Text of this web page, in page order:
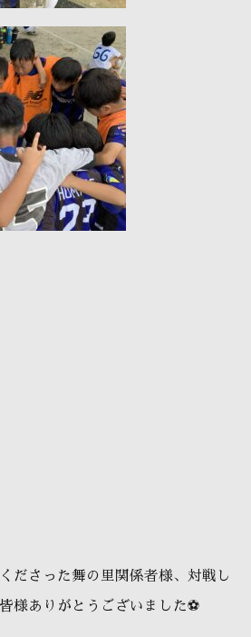
ださった舞の里関係者様、対戦し
様ありがとうございました⚽️